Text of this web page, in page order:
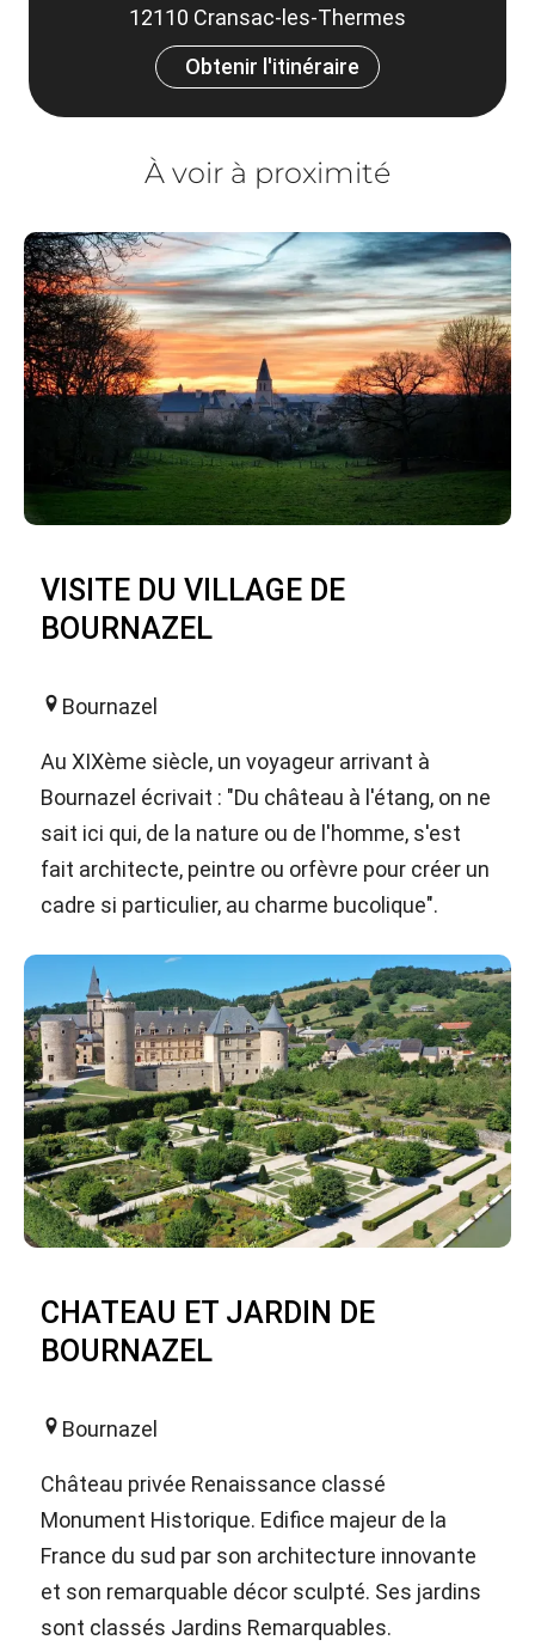
12110 Cransac-les-Thermes
Obtenir l'itinéraire
À voir à proximité
VISITE DU VILLAGE DE
BOURNAZEL
Bournazel
Au XIXème siècle, un voyageur arrivant à
Bournazel écrivait : "Du château à l'étang, on ne
sait ici qui, de la nature ou de l'homme, s'est
fait architecte, peintre ou orfèvre pour créer un
cadre si particulier, au charme bucolique".
CHATEAU ET JARDIN DE
BOURNAZEL
Bournazel
Château privée Renaissance classé
Monument Historique. Edifice majeur de la
France du sud par son architecture innovante
et son remarquable décor sculpté. Ses jardins
sont classés Jardins Remarquables.